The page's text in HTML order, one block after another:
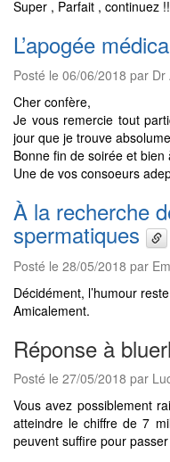
Super , Parfait , continuez
L’apogée
Posté le 06/06/2018 par
Cher confère,
Je vous remercie tout
jour que je trouve
Bonne fin de soirée et bien
Une de vos consoeurs
À la recherche
spermatiques
Posté le 28/05/2018 par
Décidément, l’humour
Amicalement.
Réponse à
Posté le 27/05/2018 par
Vous avez possiblement
atteindre le chiffre de 7
peuvent suffire pour